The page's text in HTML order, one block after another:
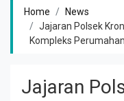
Home
News
Jajaran Polsek
Kompleks
Jajaran